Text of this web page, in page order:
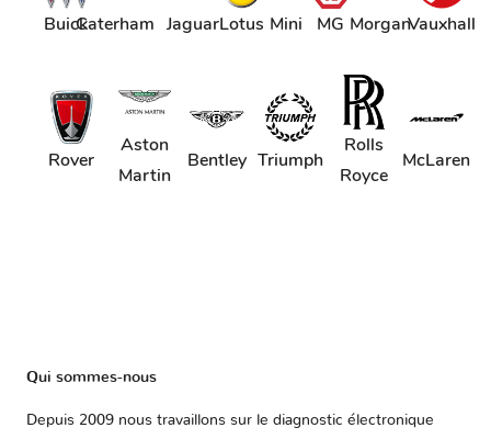
BuickCaterham JaguarLotus Mini MG MorganVauxhall
Rover
Aston
Martin
Bentley Triumph
Rolls
Royce
McLaren
Qui sommes-nous
Depuis 2009 nous travaillons sur le diagnostic électronique